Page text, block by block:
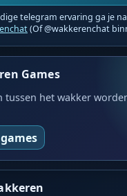
telegram ervaring ga je
(Of @wakkerenchat
Games
tussen het wakker